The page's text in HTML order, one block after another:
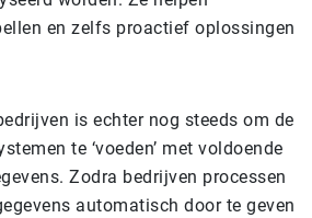
en zelfs proactief oplossingen
is echter nog steeds om de
te ‘voeden’ met voldoende
Zodra bedrijven processen
automatisch door te geven